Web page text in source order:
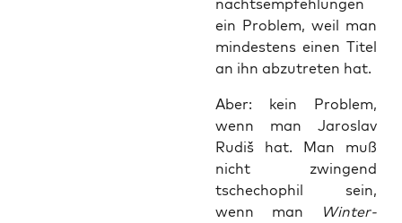
nachts­emp­feh­lun­gen
ein Pro­blem, weil man
min­des­tens einen Titel
an ihn abzu­tre­ten hat.
Aber: kein Pro­blem,
wenn man Jaros­lav
Rudiš hat. Man muß
nicht zwin­gend
tschecho­phil sein,
wenn man
Win­ter­